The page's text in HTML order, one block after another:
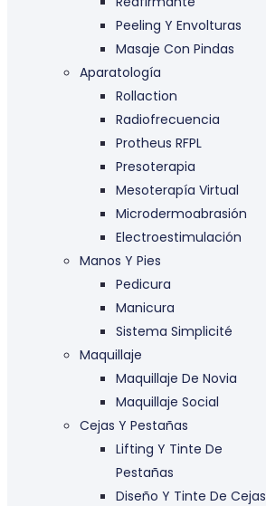
Peeling Y Envolturas
Masaje Con Pindas
Aparatología
Rollaction
Radiofrecuencia
Protheus RFPL
Presoterapia
Mesoterapía Virtual
Microdermoabrasión
Electroestimulación
Manos Y Pies
Pedicura
Manicura
Sistema Simplicité
Maquillaje
Maquillaje De Novia
Maquillaje Social
Cejas Y Pestañas
Lifting Y Tinte De
Pestañas
Diseño Y Tinte De Cejas